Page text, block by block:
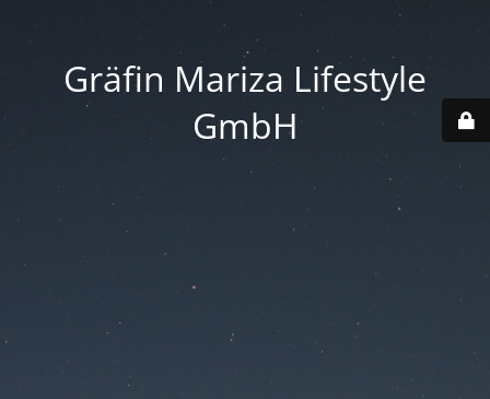
Gräfin Mariza Lifestyle
GmbH